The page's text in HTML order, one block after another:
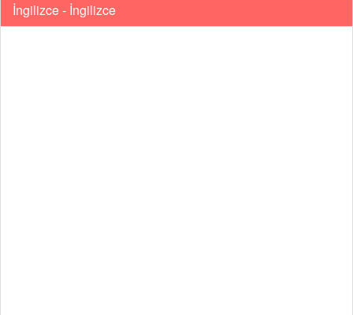
İngilizce - İngilizce